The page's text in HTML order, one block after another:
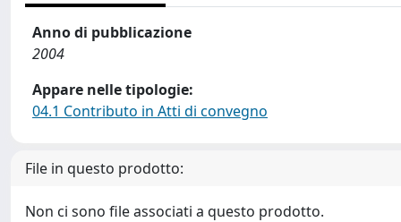
Anno di pubblicazione
2004
Appare nelle tipologie:
04.1 Contributo in Atti di convegno
File in questo prodotto:
Non ci sono file associati a questo prodotto.